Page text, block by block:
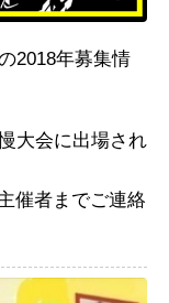
2018年募集情
大会に出場され
催者までご連絡